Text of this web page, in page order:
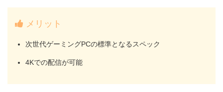
メリット
次世代ゲーミングPCの標準となるスペック
4Kでの配信が可能